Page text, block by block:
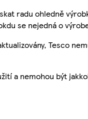
radu ohledně
se nejedná o
Tesco
a nemohou být